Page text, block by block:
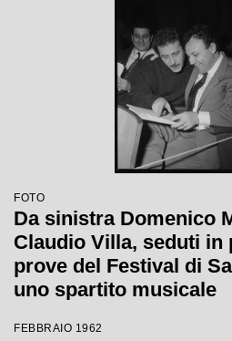
FOTO
Da sinistra Domenico
Claudio Villa, seduti in
prove del Festival di
uno spartito musicale
FEBBRAIO 1962